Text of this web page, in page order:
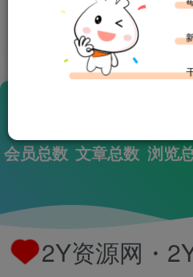
站点的仪表盘，删除本页面，
的新页面。祝您使用愉快！
会员总数 文章总数 浏览
2Y资源网・